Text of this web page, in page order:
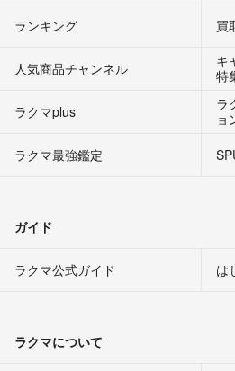
ランキング 買
人気商品チャンネル
キ
特
ラクマplus
ラ
ョ
ラクマ最強鑑定
ガイド
ラクマ公式ガイド は
ラクマについて